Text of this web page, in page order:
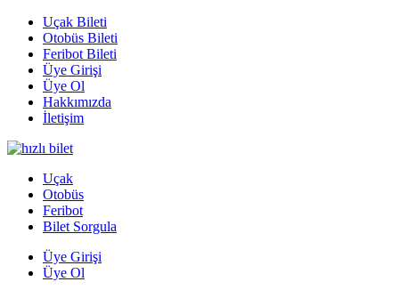
Uçak Bileti
Otobüs Bileti
Feribot Bileti
Üye Girişi
Üye Ol
Hakkımızda
İletişim
Uçak
Otobüs
Feribot
Bilet Sorgula
Üye Girişi
Üye Ol